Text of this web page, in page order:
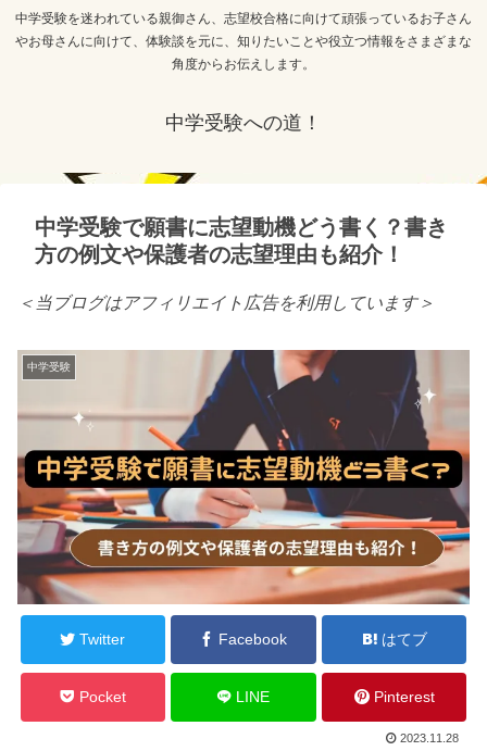
中学受験を迷われている親御さん、志望校合格に向けて頑張っているお子さん
やお母さんに向けて、体験談を元に、知りたいことや役立つ情報をさまざまな
角度からお伝えします。
中学受験への道！
中学受験で願書に志望動機どう書く？書き
方の例文や保護者の志望理由も紹介！
＜当ブログはアフィリエイト広告を利用しています＞
中学受験
Twitter Facebook はてブ
Pocket LINE Pinterest
2023.11.28